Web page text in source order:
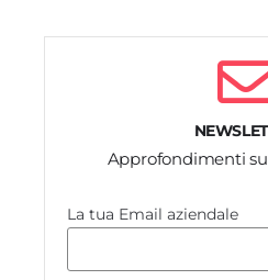
Approfondimenti
La tua Email aziendale